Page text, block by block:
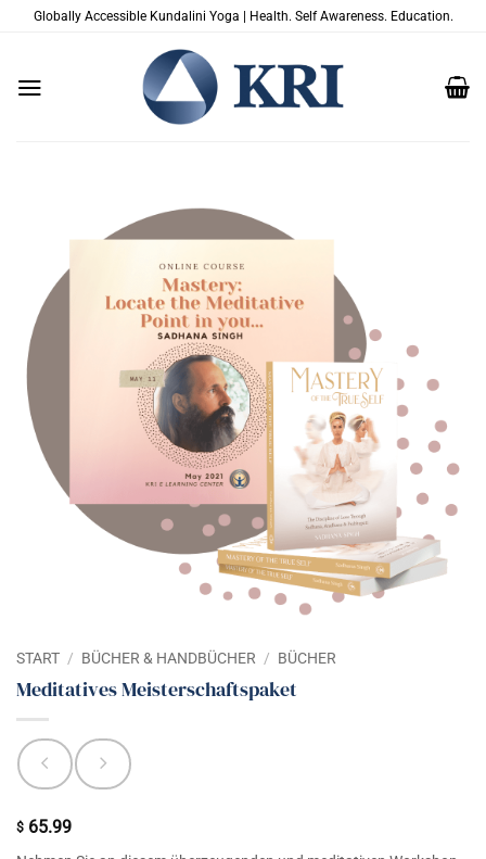
ZumGlobally Accessible Kundalini Yoga | Health. Self Awareness. Education.
START / BÜCHER & HANDBÜCHER / BÜCHER
Meditatives Meisterschaftspaket
$ 65.99